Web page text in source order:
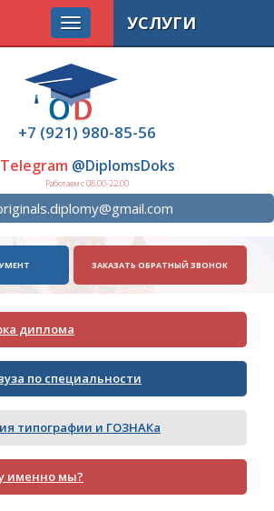
+7 (921) 980-85-56
Telegram @DiplomsDoks
Работаем с 08.00-22.00
ЗАКАЗАТЬ ОБРАТНЫЙ ЗВОНОК
диплома
по специальности
типографии и ГОЗНАКа
именно мы?
УСЛУГИ